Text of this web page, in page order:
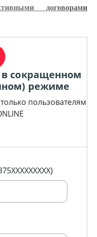
договорами
сокращенном
режиме
пользователям